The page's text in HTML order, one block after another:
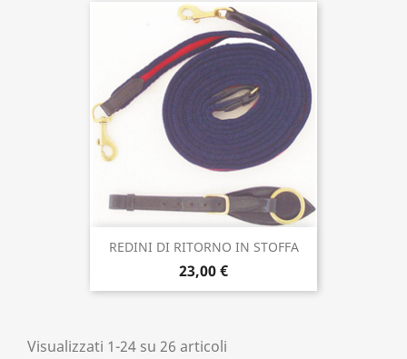
REDINI DI RITORNO IN STOFFA
23,00 €
Visualizzati 1-24 su 26 articoli